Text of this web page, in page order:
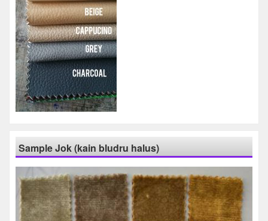
Sample Jok (kain bludru halus)